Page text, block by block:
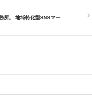
所。 地域特化型SNSマー…